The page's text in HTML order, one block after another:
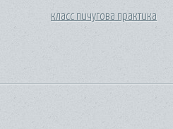
класс пичугова практика